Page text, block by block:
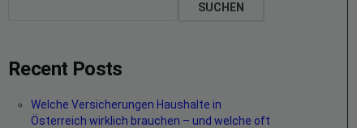
SUCHEN
Recent Posts
Welche Versicherungen Haushalte in
Österreich wirklich brauchen – und welche oft